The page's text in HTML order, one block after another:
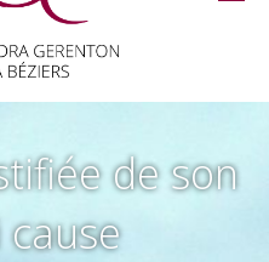
de son